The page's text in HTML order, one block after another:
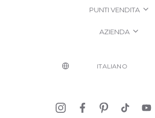
PUNTI VENDITA
AZIENDA